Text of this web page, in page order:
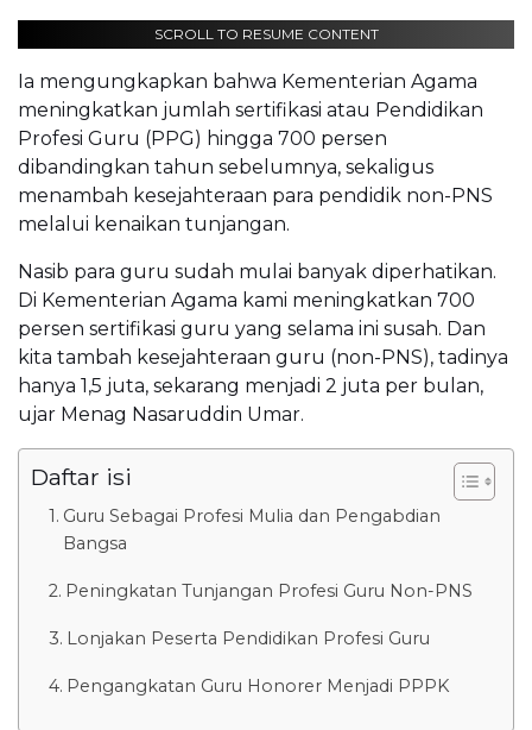
SCROLL TO RESUME CONTENT
Ia mengungkapkan bahwa Kementerian Agama
meningkatkan jumlah sertifikasi atau Pendidikan
Profesi Guru (PPG) hingga 700 persen
dibandingkan tahun sebelumnya, sekaligus
menambah kesejahteraan para pendidik non-PNS
melalui kenaikan tunjangan.
Nasib para guru sudah mulai banyak diperhatikan.
Di Kementerian Agama kami meningkatkan 700
persen sertifikasi guru yang selama ini susah. Dan
kita tambah kesejahteraan guru (non-PNS), tadinya
hanya 1,5 juta, sekarang menjadi 2 juta per bulan,
ujar Menag Nasaruddin Umar.
Daftar isi
Guru Sebagai Profesi Mulia dan Pengabdian
Bangsa
Peningkatan Tunjangan Profesi Guru Non-PNS
Lonjakan Peserta Pendidikan Profesi Guru
Pengangkatan Guru Honorer Menjadi PPPK